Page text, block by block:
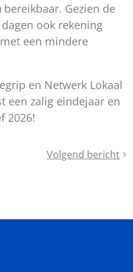
bereikbaar. Gezien de
ook rekening
een mindere
en Netwerk Lokaal
een zalig eindejaar en
2026!
Volgend bericht
Netwerk
in